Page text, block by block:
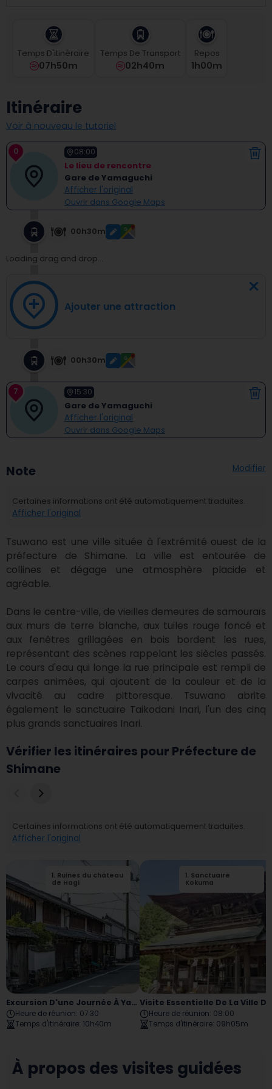
the
question
to
get
the
keyboard
shortcuts
for
changing
dates.
Temps D'itinéraire
07h50m
Temps De Transport
02h40m
Repos
1H00M
Itinéraire
Voir à nouveau le tutoriel
0 08:00
Le lieu de rencontre
Gare de Yamaguchi
Afficher l'original
Ouvrir dans Google Maps
00h30m
Loading drag and drop...
Ajouter une attraction
00h30m
7 15:30
Gare de Yamaguchi
Afficher l'original
Ouvrir dans Google Maps
Note Modifier
Certaines informations ont été automatiquement traduites.
Afficher l'original
Tsuwano est une ville située à l'extrémité ouest de la
préfecture de Shimane. La ville est entourée de
collines et dégage une atmosphère placide et
agréable.
Dans le centre-ville, de vieilles demeures de samouraïs
aux murs de terre blanche, aux tuiles rouge foncé et
aux fenêtres grillagées en bois bordent les rues,
représentant des scènes rappelant les siècles passés.
Le cours d'eau qui longe la rue principale est rempli de
carpes animées, qui ajoutent de la couleur et de la
vivacité au cadre pittoresque. Tsuwano abrite
également le sanctuaire Taikodani Inari, l'un des cinq
plus grands sanctuaires Inari.
Vérifier les itinéraires pour Préfecture de
Shimane
Certaines informations ont été automatiquement traduites.
Afficher l'original
1. Ruines du château
de Hagi
2 Hagi Meirin
Gakusha
Excursion D'une Journée À Yamaguchi Hagi
Heure de réunion: 07:30
Temps d'itinéraire: 10h40m
1. Sanctuaire
Kokuma
Heure de réunion: 08:00
Temps d'itinéraire: 09h05m
À propos des visites guidées